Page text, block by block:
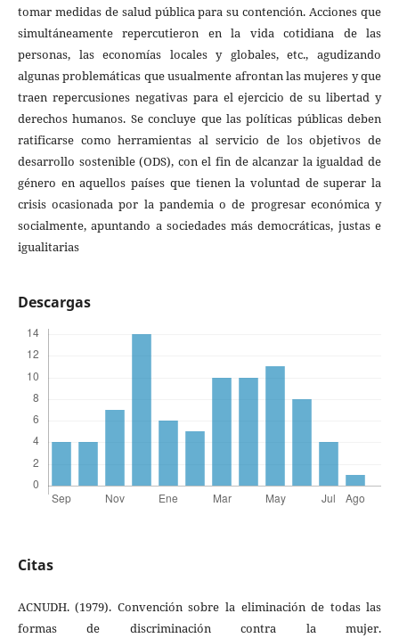
tomar medidas de salud pública para su contención. Acciones que
simultáneamente repercutieron en la vida cotidiana de las
personas, las economías locales y globales, etc., agudizando
algunas problemáticas que usualmente afrontan las mujeres y que
traen repercusiones negativas para el ejercicio de su libertad y
derechos humanos. Se concluye que las políticas públicas deben
ratificarse como herramientas al servicio de los objetivos de
desarrollo sostenible (ODS), con el fin de alcanzar la igualdad de
género en aquellos países que tienen la voluntad de superar la
crisis ocasionada por la pandemia o de progresar económica y
socialmente, apuntando a sociedades más democráticas, justas e
igualitarias
Descargas
Citas
ACNUDH. (1979). Convención sobre la eliminación de todas las
formas de discriminación contra la mujer.